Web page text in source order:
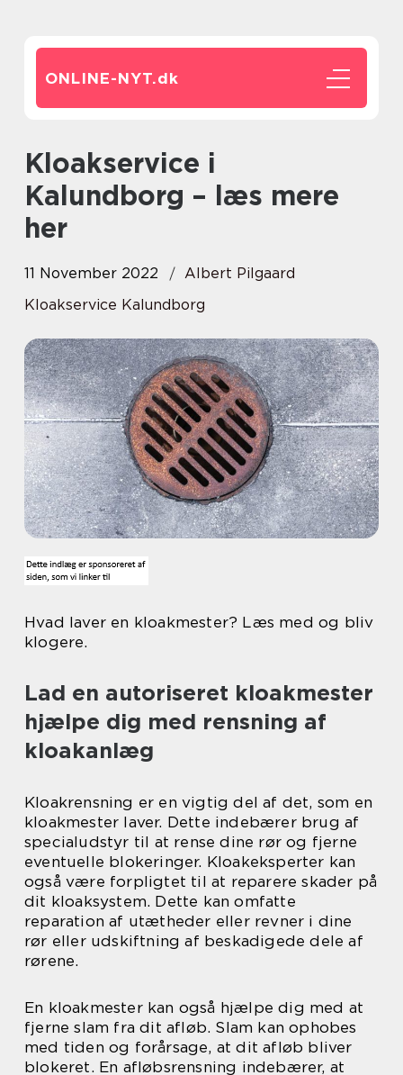
ONLINE-NYT.dk
Kloakservice i
Kalundborg – læs mere
her
11 November 2022
Albert Pilgaard
Kloakservice Kalundborg
Hvad laver en kloakmester? Læs med og bliv
klogere.
Lad en autoriseret kloakmester
hjælpe dig med rensning af
kloakanlæg
Kloakrensning er en vigtig del af det, som en
kloakmester laver. Dette indebærer brug af
specialudstyr til at rense dine rør og fjerne
eventuelle blokeringer. Kloakeksperter kan
også være forpligtet til at reparere skader på
dit kloaksystem. Dette kan omfatte
reparation af utætheder eller revner i dine
rør eller udskiftning af beskadigede dele af
rørene.
En kloakmester kan også hjælpe dig med at
fjerne slam fra dit afløb. Slam kan ophobes
med tiden og forårsage, at dit afløb bliver
blokeret. En afløbsrensning indebærer, at